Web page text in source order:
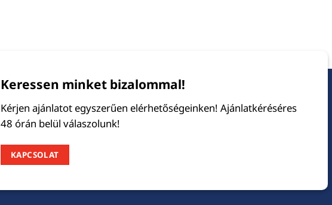
Keressen minket bizalommal!
Kérjen ajánlatot egyszerűen elérhetőségeinken! Ajánlatkéréséres
48 órán belül válaszolunk!
KAPCSOLAT